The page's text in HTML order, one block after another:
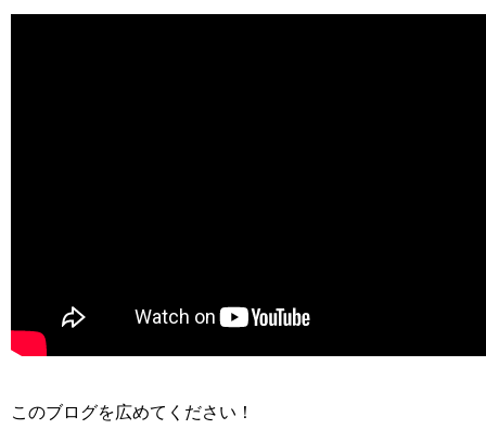
このブログを広めてください！